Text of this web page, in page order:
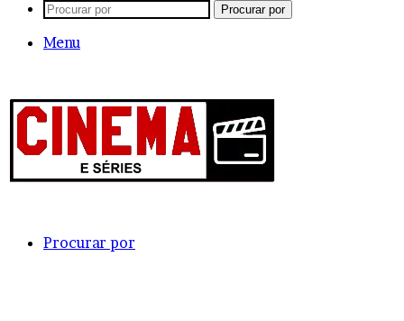
Procurar por
Menu
Procurar por